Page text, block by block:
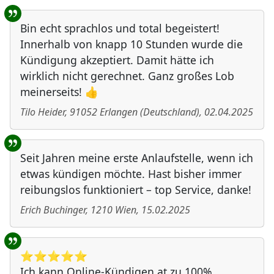
Bin echt sprachlos und total begeistert!
Innerhalb von knapp 10 Stunden wurde die
Kündigung akzeptiert. Damit hätte ich
wirklich nicht gerechnet. Ganz großes Lob
meinerseits! 👍
Tilo Heider, 91052Erlangen(Deutschland), 02.04.2025
Seit Jahren meine erste Anlaufstelle, wenn ich
etwas kündigen möchte. Hast bisher immer
reibungslos funktioniert – top Service, danke!
Erich Buchinger, 1210 Wien, 15.02.2025
⭐️⭐️⭐️⭐️⭐️